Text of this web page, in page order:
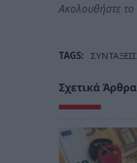
Ακολουθήστε το
TAGS: ΣΥΝΤΑΞΕΙΣ
Σχετικά Άρθρα